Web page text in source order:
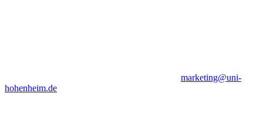
marketing@uni-
hohenheim.de